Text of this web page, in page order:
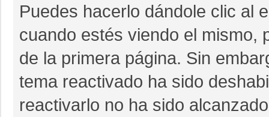
Puedes hacerlo dándole clic al
cuando estés viendo el mismo,
de la primera página. Sin
tema reactivado ha sido
reactivarlo no ha sido